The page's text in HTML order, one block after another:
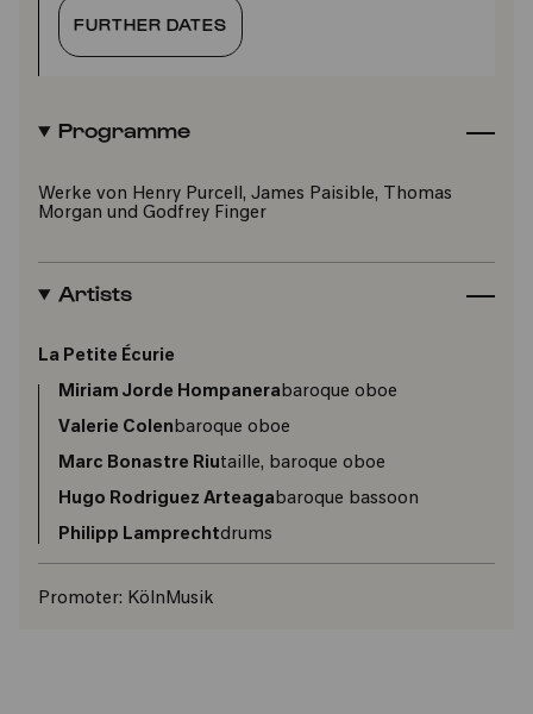
FURTHER DATES
Programme
Werke von Henry Purcell, James Paisible, Thomas
Morgan und Godfrey Finger
Artists
La Petite Écurie
Miriam Jorde Hompanerabaroque oboe
Valerie Colenbaroque oboe
Marc Bonastre Riutaille, baroque oboe
Hugo Rodriguez Arteagabaroque bassoon
Philipp Lamprechtdrums
Promoter: KölnMusik